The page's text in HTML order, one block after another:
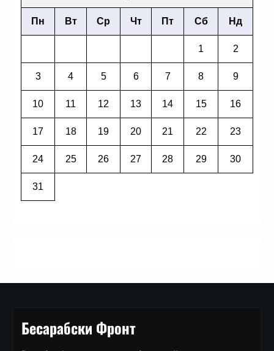
Пн Вт Ср Чт Пт Сб Нд
1 2
3 4 5 6 7 8 9
10 11 12 13 14 15 16
17 18 19 20 21 22 23
24 25 26 27 28 29 30
31
Бесарабски Фронт